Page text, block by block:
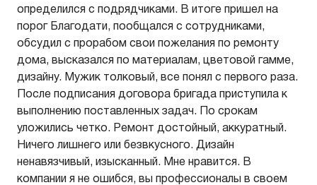
определился с подрядчиками. В итоге пришел на
порог Благодати, пообщался с сотрудниками,
обсудил с прорабом свои пожелания по ремонту
дома, высказался по материалам, цветовой гамме,
дизайну. Мужик толковый, все понял с первого раза.
После подписания договора бригада приступила к
выполнению поставленных задач. По срокам
уложились четко. Ремонт достойный, аккуратный.
Ничего лишнего или безвкусного. Дизайн
ненавязчивый, изысканный. Мне нравится. В
компании я не ошибся, вы профессионалы в своем